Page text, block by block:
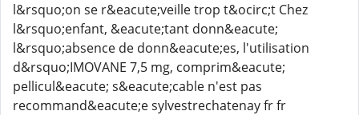
l&rsquo;on se r&eacute;veille trop t&ocirc;t Chez
l&rsquo;enfant, &eacute;tant donn&eacute;
l&rsquo;absence de donn&eacute;es, l'utilisation
d&rsquo;IMOVANE 7,5 mg, comprim&eacute;
pellicul&eacute; s&eacute;cable n'est pas
recommand&eacute;e sylvestrechatenay fr fr